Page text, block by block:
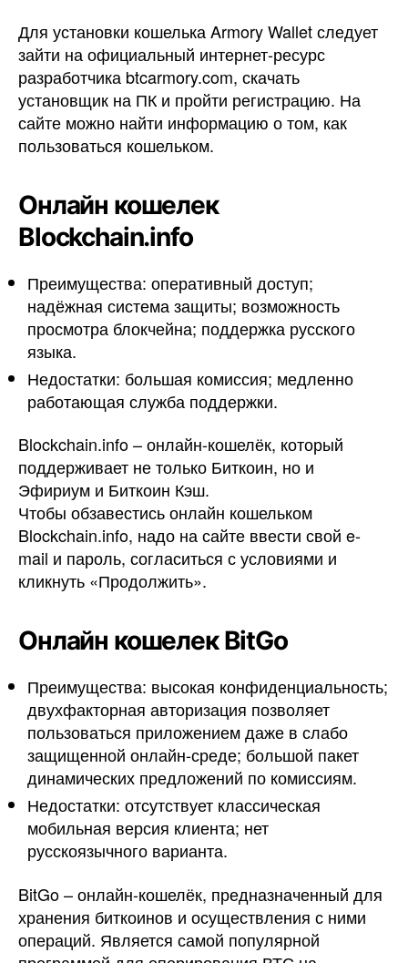
Для установки кошелька Armory Wallet следует
зайти на официальный интернет-ресурс
разработчика btcarmory.com, скачать
установщик на ПК и пройти регистрацию. На
сайте можно найти информацию о том, как
пользоваться кошельком.
Онлайн кошелек
Blockchain.info
Преимущества: оперативный доступ;
надёжная система защиты; возможность
просмотра блокчейна; поддержка русского
языка.
Недостатки: большая комиссия; медленно
работающая служба поддержки.
Blockchain.info – онлайн-кошелёк, который
поддерживает не только Биткоин, но и
Эфириум и Биткоин Кэш.
Чтобы обзавестись онлайн кошельком
Blockchain.info, надо на сайте ввести свой e-
mail и пароль, согласиться с условиями и
кликнуть «Продолжить».
Онлайн кошелек BitGo
Преимущества: высокая конфиденциальность;
двухфакторная авторизация позволяет
пользоваться приложением даже в слабо
защищенной онлайн-среде; большой пакет
динамических предложений по комиссиям.
Недостатки: отсутствует классическая
мобильная версия клиента; нет
русскоязычного варианта.
BitGo – онлайн-кошелёк, предназначенный для
хранения биткоинов и осуществления с ними
операций. Является самой популярной